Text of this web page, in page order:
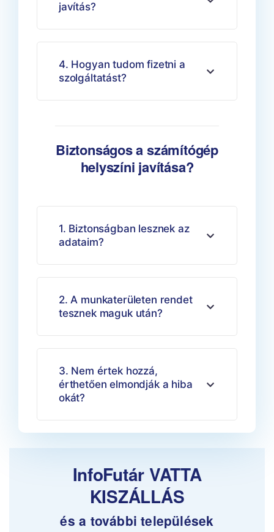
javítás?
4. Hogyan tudom fizetni a
szolgáltatást?
Biztonságos a számítógép
helyszíni javítása?
1. Biztonságban lesznek az
adataim?
2. A munkaterületen rendet
tesznek maguk után?
3. Nem értek hozzá,
érthetően elmondják a hiba
okát?
InfoFutár VATTA
KISZÁLLÁS
és a további települések